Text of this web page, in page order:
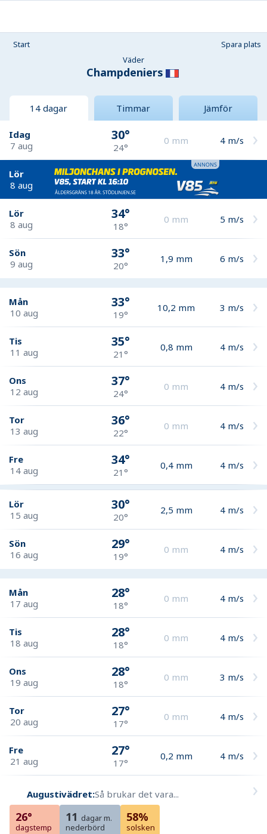
Start
Spara plats
Väder
Champdeniers
14 dagar Timmar Jämför
Idag
7 aug
30°
24°
0 mm 4 m/s
Lör
8 aug
Lör
8 aug
34°
18°
0 mm 5 m/s
Sön
9 aug
33°
20°
1,9 mm 6 m/s
Mån
10 aug
33°
19°
10,2 mm 3 m/s
Tis
11 aug
35°
21°
0,8 mm 4 m/s
Ons
12 aug
37°
24°
0 mm 4 m/s
Tor
13 aug
36°
22°
0 mm 4 m/s
Fre
14 aug
34°
21°
0,4 mm 4 m/s
Lör
15 aug
30°
20°
2,5 mm 4 m/s
Sön
16 aug
29°
19°
0 mm 4 m/s
Mån
17 aug
28°
18°
0 mm 4 m/s
Tis
18 aug
28°
18°
0 mm 4 m/s
Ons
19 aug
28°
18°
0 mm 3 m/s
Tor
20 aug
27°
17°
0 mm 4 m/s
Fre
21 aug
27°
17°
0,2 mm 4 m/s
Augustivädret:Så brukar det vara...
26°
dagstemp
11 dagar m.
nederbörd
58%
solsken